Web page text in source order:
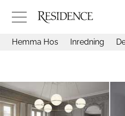
Design
Trädgård
Video
Hemma Hos Inredning